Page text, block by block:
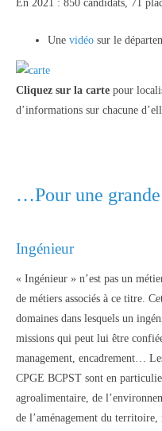
En 2021 : 850 candidats, 71
Une vidéo sur le
Cliquez sur la carte pour
d’informations sur chacune
…Pour une
Ingénieur
« Ingénieur » n’est pas un
de métiers associés à ce titre.
domaines dans lesquels un
missions qui peut lui être
management, encadrement…
CPGE BCPST sont en
agroalimentaire, de
de l’aménagement du